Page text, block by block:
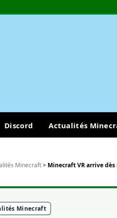
Discord Actualités
Minecraft> Minecraft VR arrive
Minecraft